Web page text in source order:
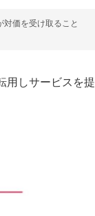
対価を受け取ること
用しサービスを提